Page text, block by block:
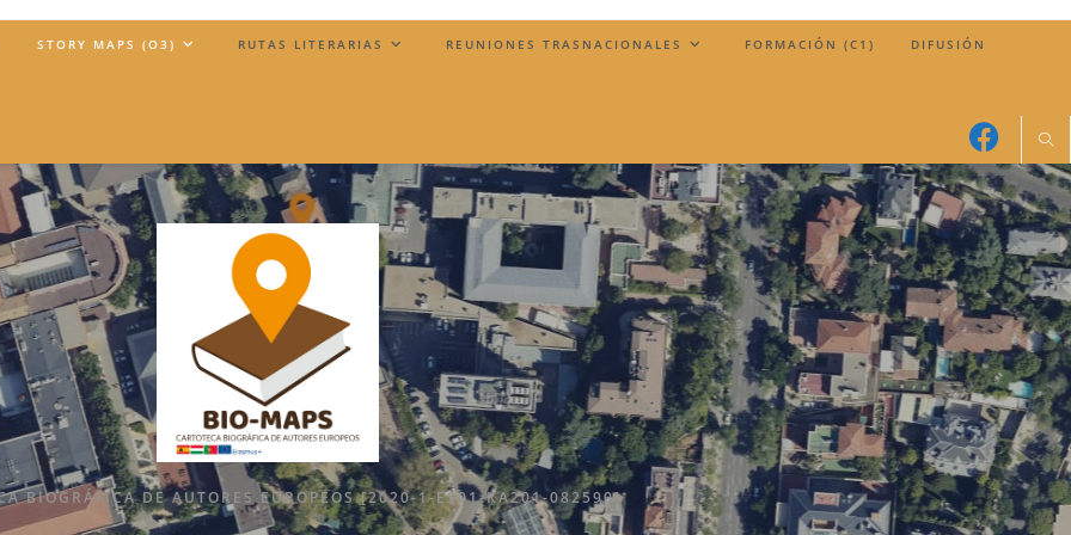
STORY MAPS (O3) RUTAS LITERARIAS REUNIONES TRASNACIONALES FORMACIÓN (C1) DIFUSIÓN
BIOGRÁFICA DE AUTORES EUROPEOS [2020-1-ES01-KA201-082590]